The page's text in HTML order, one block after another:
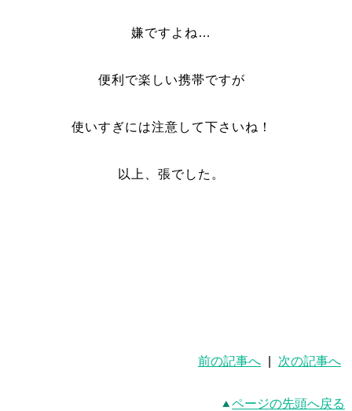
嫌ですよね…
便利で楽しい携帯ですが
使いすぎには注意して下さいね！
以上、張でした。
前の記事へ 次の記事へ
ページの先頭へ戻る